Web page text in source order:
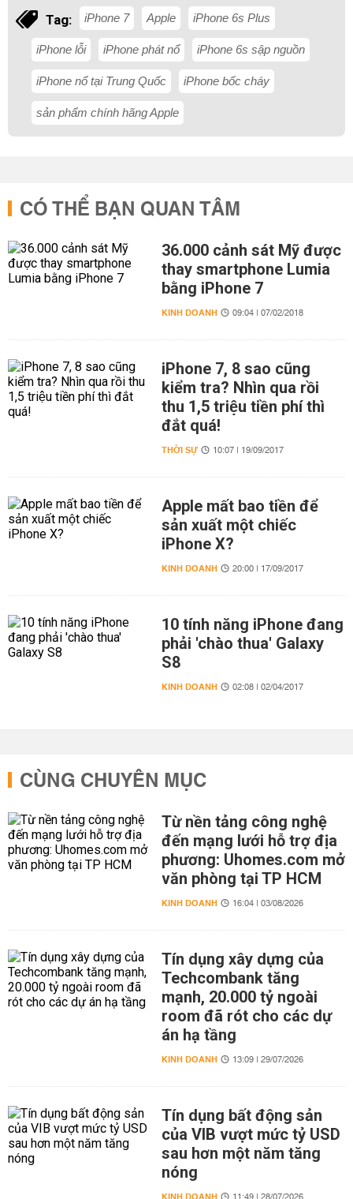
Tag: iPhone 7 Apple iPhone 6s Plus
iPhone lỗi iPhone phát nổ iPhone 6s sập nguồn
iPhone nổ tại Trung Quốc iPhone bốc cháy
sản phẩm chính hãng Apple
CÓ THỂ BẠN QUAN TÂM
36.000 cảnh sát Mỹ được
thay smartphone Lumia
bằng iPhone 7
KINH DOANH 09:04 | 07/02/2018
iPhone 7, 8 sao cũng
kiểm tra? Nhìn qua rồi
thu 1,5 triệu tiền phí thì
đắt quá!
THỜI SỰ 10:07 | 19/09/2017
Apple mất bao tiền để
sản xuất một chiếc
iPhone X?
KINH DOANH 20:00 | 17/09/2017
10 tính năng iPhone đang
phải 'chào thua' Galaxy
S8
KINH DOANH 02:08 | 02/04/2017
CÙNG CHUYÊN MỤC
Từ nền tảng công nghệ
đến mạng lưới hỗ trợ địa
phương: Uhomes.com mở
văn phòng tại TP HCM
KINH DOANH 16:04 | 03/08/2026
Tín dụng xây dựng của
Techcombank tăng
mạnh, 20.000 tỷ ngoài
room đã rót cho các dự
án hạ tầng
KINH DOANH 13:09 | 29/07/2026
Tín dụng bất động sản
của VIB vượt mức tỷ USD
sau hơn một năm tăng
nóng